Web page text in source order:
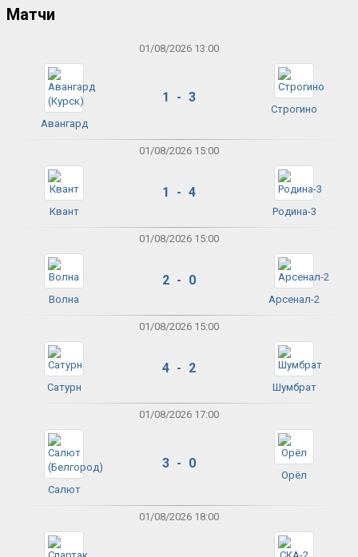
Матчи
01/08/2026 13:00
Авангард
1 - 3
Строгино
01/08/2026 15:00
Квант
1 - 4
Родина-3
01/08/2026 15:00
Волна
2 - 0
Арсенал-2
01/08/2026 15:00
Сатурн
4 - 2
Шумбрат
01/08/2026 17:00
Салют
3 - 0
Орёл
01/08/2026 18:00